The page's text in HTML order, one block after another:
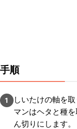
手順
1
しいたけの軸を
マンはヘタと種
ん切りにします。